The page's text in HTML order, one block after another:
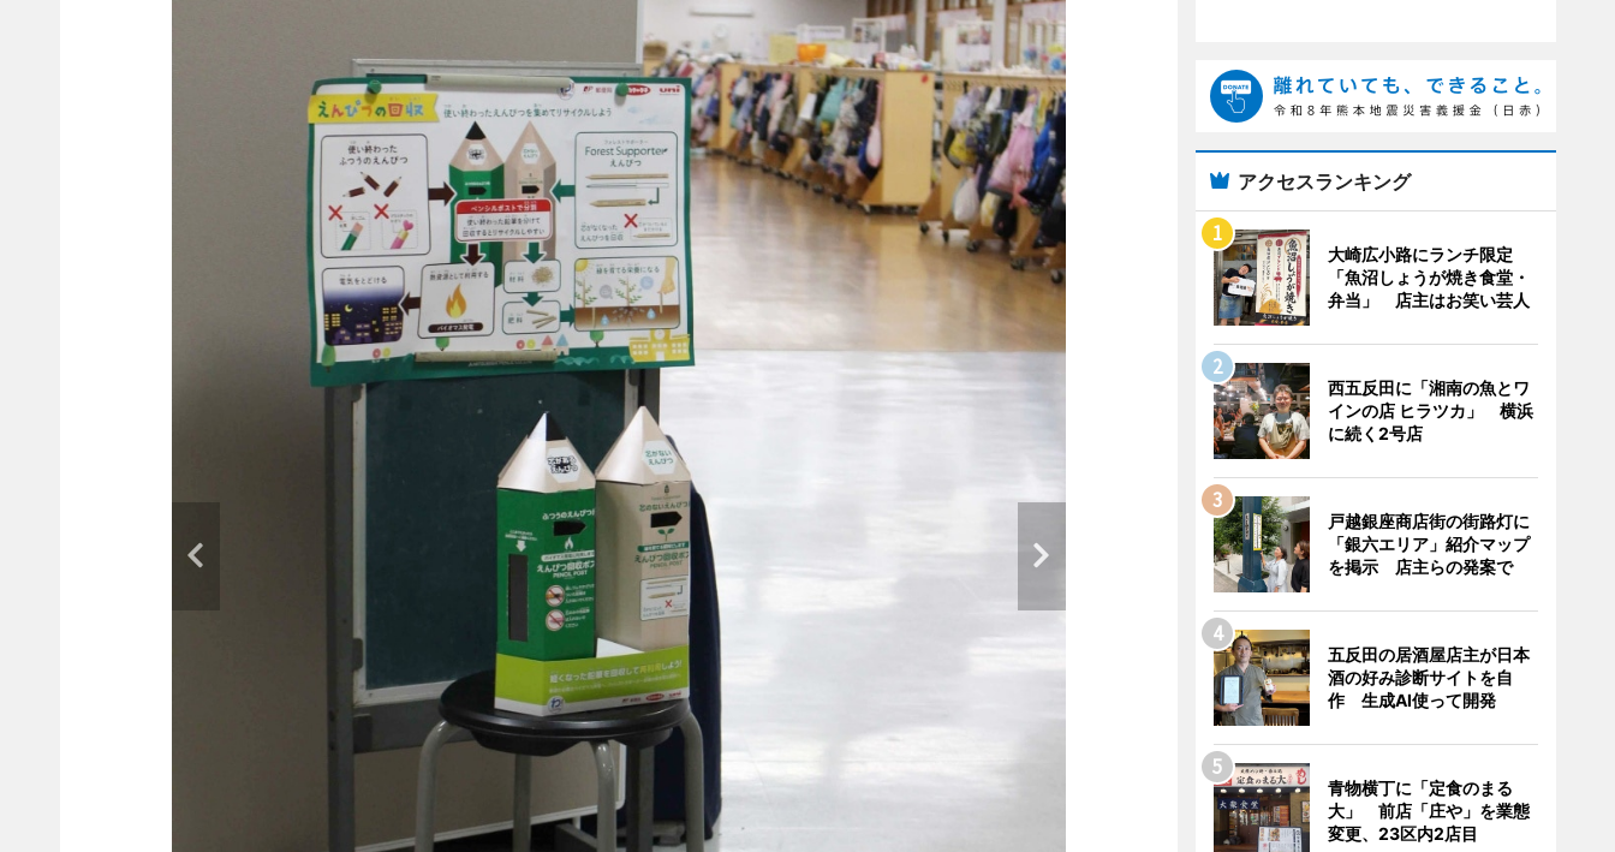
アクセスランキング
大崎広小路にランチ限定
「魚沼しょうが焼き食堂・
弁当」 店主はお笑い芸人
西五反田に「湘南の魚とワ
インの店 ヒラツカ」 横浜
に続く2号店
戸越銀座商店街の街路灯に
「銀六エリア」紹介マップ
を掲示 店主らの発案で
五反田の居酒屋店主が日本
酒の好み診断サイトを自
作 生成AI使って開発
青物横丁に「定食のまる
大」 前店「庄や」を業態
変更、23区内2店目